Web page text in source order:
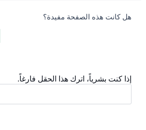
survey_v2
هل كانت هذه الصفحة مفيدة؟
إذا كنت بشرياً، اترك هذا الحقل فارغاً.